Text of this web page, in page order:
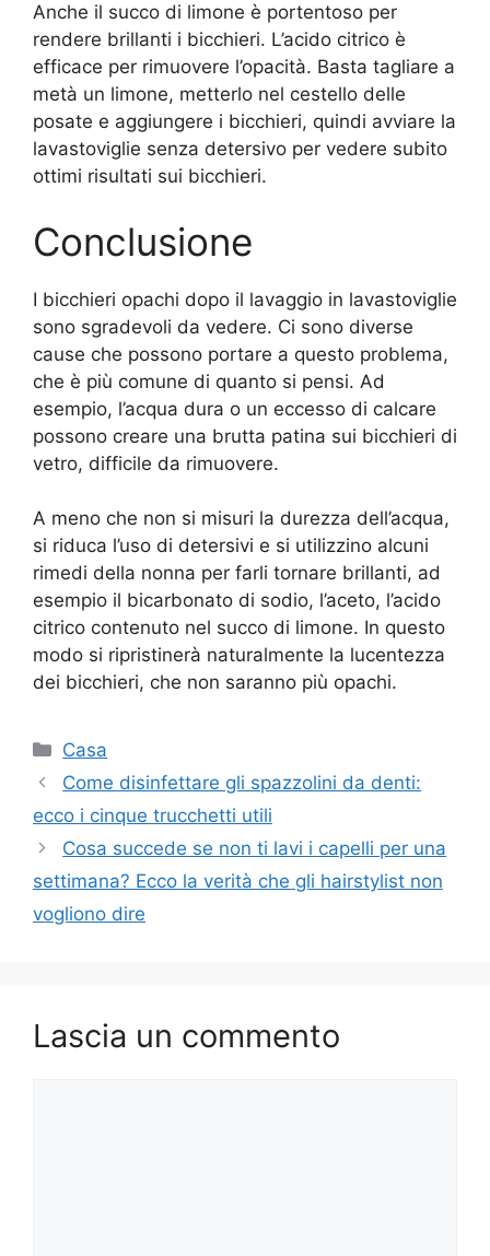
Anche il succo di limone è portentoso per
rendere brillanti i bicchieri. L’acido citrico è
efficace per rimuovere l’opacità. Basta tagliare a
metà un limone, metterlo nel cestello delle
posate e aggiungere i bicchieri, quindi avviare la
lavastoviglie senza detersivo per vedere subito
ottimi risultati sui bicchieri.
Conclusione
I bicchieri opachi dopo il lavaggio in lavastoviglie
sono sgradevoli da vedere. Ci sono diverse
cause che possono portare a questo problema,
che è più comune di quanto si pensi. Ad
esempio, l’acqua dura o un eccesso di calcare
possono creare una brutta patina sui bicchieri di
vetro, difficile da rimuovere.
A meno che non si misuri la durezza dell’acqua,
si riduca l’uso di detersivi e si utilizzino alcuni
rimedi della nonna per farli tornare brillanti, ad
esempio il bicarbonato di sodio, l’aceto, l’acido
citrico contenuto nel succo di limone. In questo
modo si ripristinerà naturalmente la lucentezza
dei bicchieri, che non saranno più opachi.
Categorie
Casa
Come disinfettare gli spazzolini da denti:
ecco i cinque trucchetti utili
Cosa succede se non ti lavi i capelli per una
settimana? Ecco la verità che gli hairstylist non
vogliono dire
Lascia un commento